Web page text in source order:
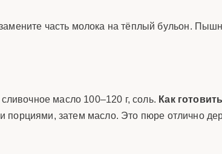
часть молока на тёплый бульон.
масло 100–120 г, соль. Как
порциями, затем масло. Это пюре отлично